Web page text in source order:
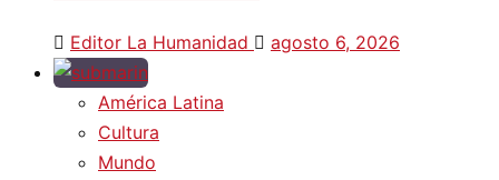
Editor La Humanidad agosto 6, 2026
América Latina
Cultura
Mundo